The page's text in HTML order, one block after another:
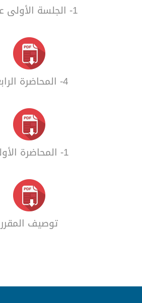
1- الجلسة الأولى عملي
4- المحاضرة الرابعة
1- المحاضرة الأولى
توصيف المقرر